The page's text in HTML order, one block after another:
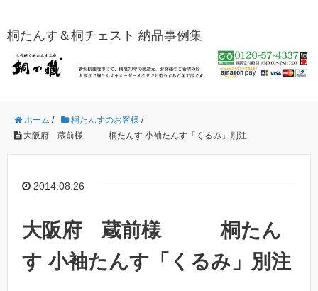
桐たんす＆桐チェスト 納品事例集
ホーム / 桐たんすのお客様 /
大阪府 蔵前様 桐たんす 小袖たんす「くるみ」別注
2014.08.26
大阪府 蔵前様 桐たん
す 小袖たんす「くるみ」別注